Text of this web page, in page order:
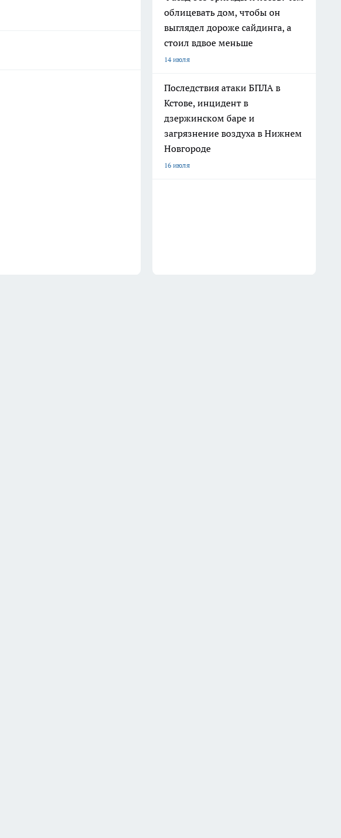
облицевать дом, чтобы он
выглядел дороже сайдинга, а
стоил вдвое меньше
14 июля
Последствия атаки БПЛА в
Кстове, инцидент в
дзержинском баре и
загрязнение воздуха в Нижнем
Новгороде
16 июля